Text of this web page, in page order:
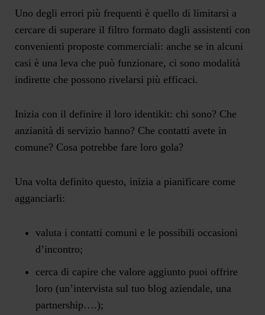
Uno degli errori più frequenti è quello di limitarsi a
cercare di superare il filtro formato dagli assistenti con
convenienti proposte commerciali: anche se in alcuni
casi è una leva che può funzionare, ci sono modalità
indirette che possono rivelarsi più efficaci.
Inizia con il definire il loro identikit: chi sono? Che
anzianità di servizio hanno? Che contatti avete in
comune? Cosa potrebbe fare loro gola?
Una volta definito questo, inizia a pianificare come
agganciarli:
valuta i contatti comuni e le possibili occasioni
d’incontro;
cerca di capire che valore aggiunto puoi offrire
loro (un’intervista sul tuo blog aziendale, una
partnership….);